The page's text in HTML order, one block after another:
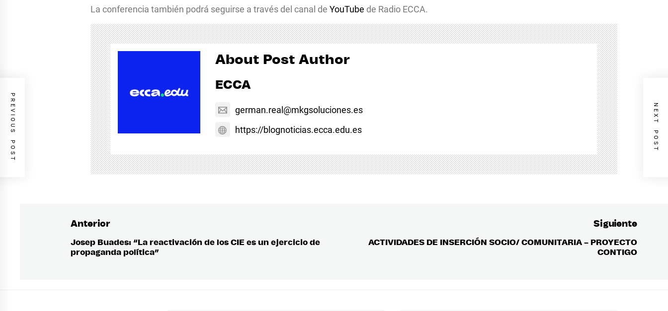
La conferencia también podrá seguirse a través del canal de YouTube de Radio ECCA.
About Post Author
ECCA
german.real@mkgsoluciones.es
https://blognoticias.ecca.edu.es
Navegación
de
Anterior
Entrada
anterior:
Josep Buades: “La reactivación de los CIE es un ejercicio de
propaganda política”
Siguiente
Entrada
ACTIVIDADES DE INSERCIÓN SOCIO/ COMUNITARIA – PROYECTO
CONTIGO
PREVIOUS POST NEXT POST